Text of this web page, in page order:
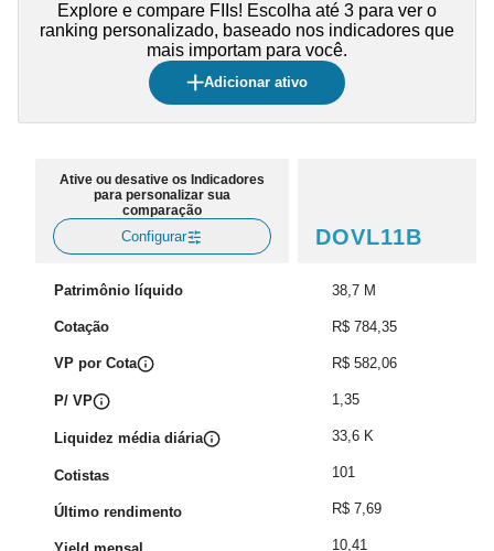
Explore e compare FIIs! Escolha até 3 para ver o
ranking personalizado, baseado nos indicadores que
mais importam para você.
Adicionar ativo
Ative ou desative os Indicadores
para personalizar sua
comparação
Configurar
Patrimônio líquido
Cotação
VP por Cota
P/ VP
Liquidez média diária
Cotistas
Último rendimento
DOVL11B
38,7 M
R$ 784,35
R$ 582,06
1,35
33,6 K
101
R$ 7,69
10,41